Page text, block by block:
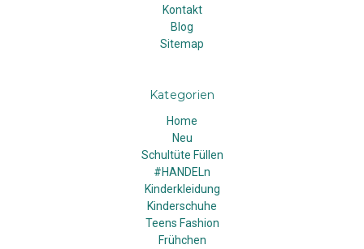
Kontakt
Blog
Sitemap
Kategorien
Home
Neu
Schultüte Füllen
#HANDELn
Kinderkleidung
Kinderschuhe
Teens Fashion
Frühchen